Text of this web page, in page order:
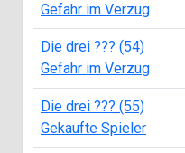
Gefahr im Verzug
Die drei ??? (54)
Gefahr im Verzug
Die drei ??? (55)
Gekaufte Spieler